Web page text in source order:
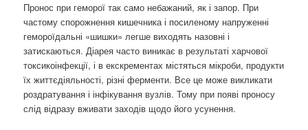
Пронос при геморої так само небажаний, як і запор. При
частому спорожнення кишечника і посиленому напруженні
гемороїдальні «шишки» легше виходять назовні і
затискаються. Діарея часто виникає в результаті харчової
токсикоінфекції, і в екскрементах містяться мікроби, продукти
їх життєдіяльності, різні ферменти. Все це може викликати
роздратування і інфікування вузлів. Тому при появі проносу
слід відразу вживати заходів щодо його усунення.